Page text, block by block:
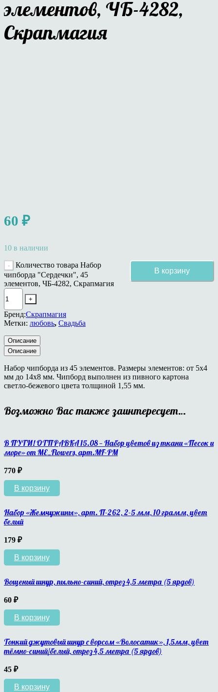
элементов, ЧБ-4282,
Скрапмагия
60 ₽
10 в наличии
Количество товара Набор
чипборда "Сердечки", 45
элементов, ЧБ-4282, Скрапмагия
В корзину
Бренд:Скрапмагия
Метки: любовь, Свадьба
Описание
Описание
Набор чипборда из 45 элементов. Размеры элементов: от 5х4
мм до 14х8 мм. Чипборд выполнен из пивного картона
светло-бежевого цвета толщиной 1,55 мм.
Возможно Вас также заинтересует…
В ПУТИ! ОТПРАВКА 15.08 — Набор цветов из ткани «Песок и
море» от ME_Flowers, арт.MF-PM
770 ₽
В корзину
Набор «Жемчужины», арт. П-262, 2-5 мм, 10 грамм, цвет
белый
179 ₽
В корзину
Вощеный шнур, пыльно-синий, отрез 4,5 метра (5 ярдов)
60 ₽
В корзину
Тонкий джутовый шнур с ворсом «Волосатик», 1,5мм, цвет
тёмно-синий/белый, отрез 4,5 метра (5 ярдов)
45 ₽
В корзину